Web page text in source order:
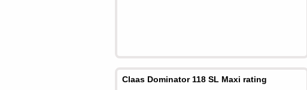
Claas Dominator 118 SL Maxi rating